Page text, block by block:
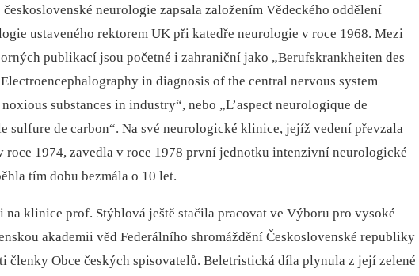
neurologie zapsala založením Vědeckého oddělení
ustaveného rektorem UK při katedře neurologie v roce 1968. Mezi
publikací jsou početné i zahraniční jako „Berufskrankheiten des
in dia­gnosis of the central nervous system
substances in industry“, nebo „L’aspect neurologique de
sulfure de carbon“. Na své neurologické klinice, jejíž vedení převzala
roce 1974, zavedla v roce 1978 první jednotku intenzivní neurologické
tím dobu bezmála o 10 let.
na klinice prof. Stýblová ještě stačila pracovat ve Výboru pro vysoké
akademii věd Federálního shromáždění Československé republiky
členky Obce českých spisovatelů. Beletristická díla plynula z její zelené